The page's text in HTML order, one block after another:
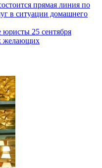
прямая линия по
в ситуации домашнего
25 сентября
желающих